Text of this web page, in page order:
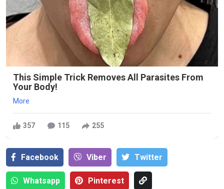
This Simple Trick Removes All Parasites From
Your Body!
More
357 115 255
Facebook Viber Тwitter
Whatsapp Pinterest